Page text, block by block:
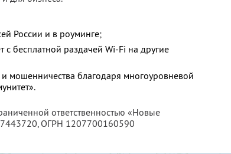
России и в роуминге;
бесплатной раздачей Wi-Fi на другие
мошенничества благодаря многоуровневой
ответственностью «Новые
, ОГРН 1207700160590